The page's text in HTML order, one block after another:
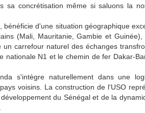
sa concrétisation même si saluons la
d'une situation géographique
(Mali, Mauritanie, Gambie et
carrefour naturel des échanges
nationale N1 et le chemin de fer Dakar-
s'intègre naturellement dans une
voisins. La construction de l'USO
du Sénégal et de la